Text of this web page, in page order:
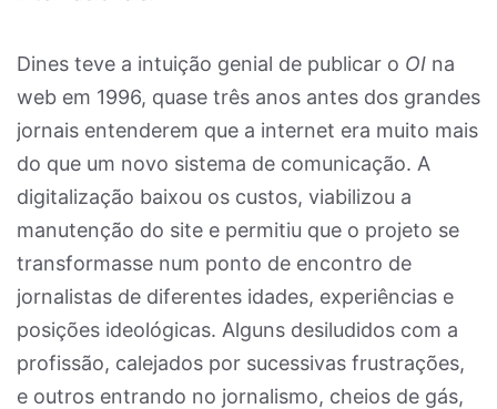
Dines teve a intuição genial de publicar o OI na
web em 1996, quase três anos antes dos grandes
jornais entenderem que a internet era muito mais
do que um novo sistema de comunicação. A
digitalização baixou os custos, viabilizou a
manutenção do site e permitiu que o projeto se
transformasse num ponto de encontro de
jornalistas de diferentes idades, experiências e
posições ideológicas. Alguns desiludidos com a
profissão, calejados por sucessivas frustrações,
e outros entrando no jornalismo, cheios de gás,